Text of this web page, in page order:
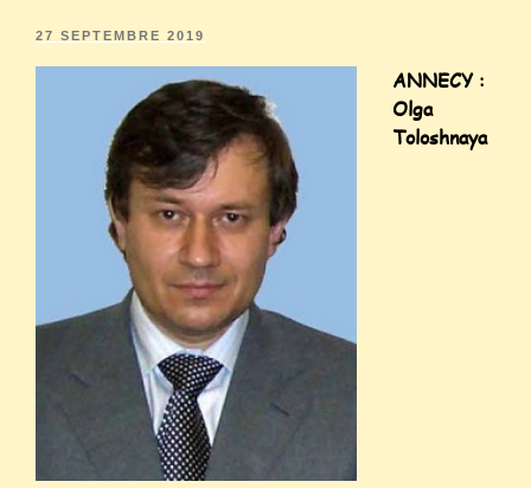
27 SEPTEMBRE 2019
ANNECY :
Olga
Toloshnaya